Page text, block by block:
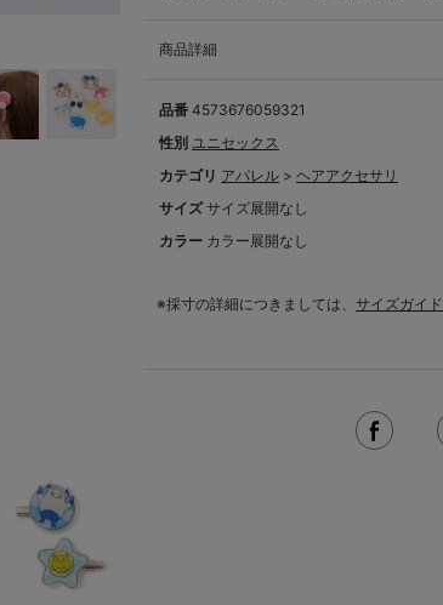
商品詳細
品番 4573676059321
性別 ユニセックス
カテゴリ アパレル > ヘアアクセサリ
サイズ サイズ展開なし
カラー カラー展開なし
※採寸の詳細につきましては、 サイズガイド